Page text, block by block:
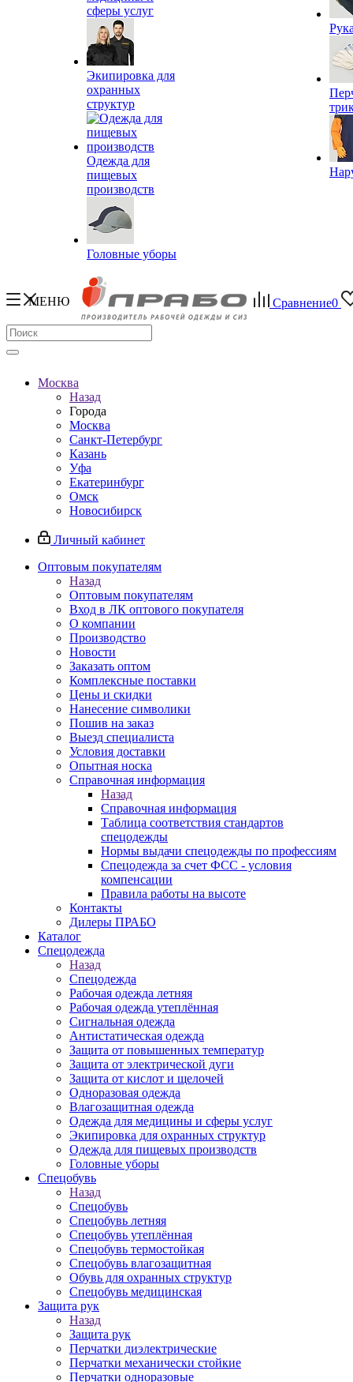
сферы услуг
Экипировка для
охранных
структур
Одежда для
пищевых
производств
Головные уборы
МЕНЮ Сравнение0
Москва
Назад
Города
Москва
Санкт-Петербург
Казань
Уфа
Екатеринбург
Омск
Новосибирск
Личный кабинет
Оптовым покупателям
Назад
Оптовым покупателям
Вход в ЛК оптового покупателя
О компании
Производство
Новости
Заказать оптом
Комплексные поставки
Цены и скидки
Нанесение символики
Пошив на заказ
Выезд специалиста
Условия доставки
Опытная носка
Справочная информация
Назад
Справочная информация
Таблица соответствия стандартов
спецодежды
Нормы выдачи спецодежды по профессиям
Спецодежда за счет ФСС - условия
компенсации
Правила работы на высоте
Контакты
Дилеры ПРАБО
Каталог
Спецодежда
Назад
Спецодежда
Рабочая одежда летняя
Рабочая одежда утеплённая
Сигнальная одежда
Антистатическая одежда
Защита от повышенных температур
Защита от электрической дуги
Защита от кислот и щелочей
Одноразовая одежда
Влагозащитная одежда
Одежда для медицины и сферы услуг
Экипировка для охранных структур
Одежда для пищевых производств
Головные уборы
Спецобувь
Назад
Спецобувь
Спецобувь летняя
Спецобувь утеплённая
Спецобувь термостойкая
Спецобувь влагозащитная
Обувь для охранных структур
Спецобувь медицинская
Защита рук
Назад
Защита рук
Перчатки диэлектрические
Перчатки механически стойкие
Перчатки одноразовые